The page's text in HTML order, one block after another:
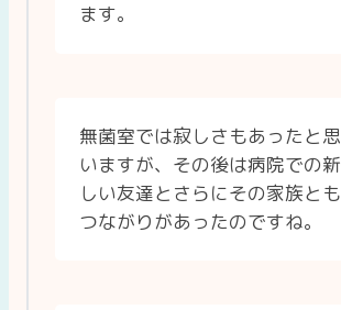
ます。
無菌室では寂しさもあったと思
いますが、その後は病院での新
しい友達とさらにその家族とも
つながりがあったのですね。